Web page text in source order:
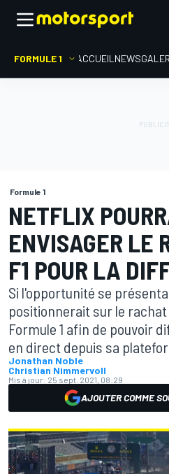
FORMULE 1 ACCUEIL NEWS
Formule 1
NETFLIX
ENVISAGER LE
F1 POUR LA
Si l'opportunité se
positionnerait sur le
Formule 1 afin de pouvoir
en direct depuis sa
Jonathan Noble
Christian Nimmervoll
Mis à jour: 25 sept. 2021, 08:29
AJOUTER COMME